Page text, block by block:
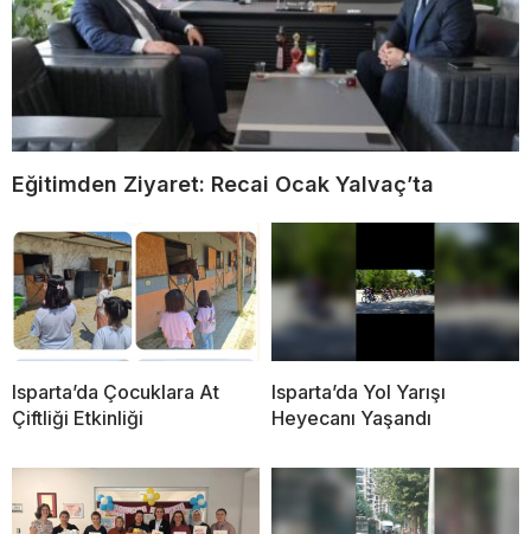
Eğitimden Ziyaret: Recai Ocak Yalvaç’ta
Isparta’da Çocuklara At
Çiftliği Etkinliği
Isparta’da Yol Yarışı
Heyecanı Yaşandı